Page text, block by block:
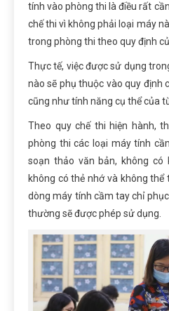
tính vào phòng thi là điều rất
chế thivì không phải loại máy
trong phòng thi theo quy định
Thực tế, việc được sử dụng
nào sẽ phụ thuộc vào quy định
cũng như tính năng cụ thể của
Theo quy chế thi hiện hành,
phòng thi các loại máy tính
soạn thảo văn bản, không có
không có thẻ nhớ và không thể
dòng máy tính cầm tay chỉ
thường sẽ được phép sử dụng.